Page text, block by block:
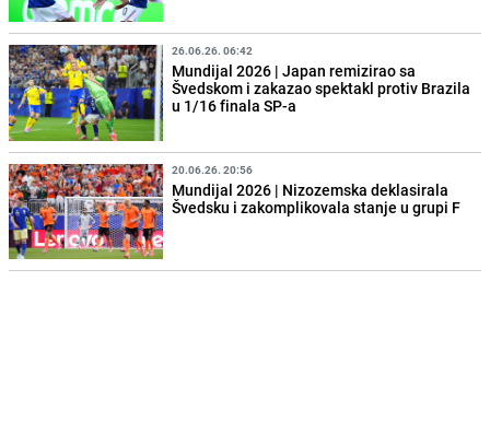
26.06.26. 06:42
Mundijal 2026 | Japan remizirao sa
Švedskom i zakazao spektakl protiv Brazila
u 1/16 finala SP-a
20.06.26. 20:56
Mundijal 2026 | Nizozemska deklasirala
Švedsku i zakomplikovala stanje u grupi F